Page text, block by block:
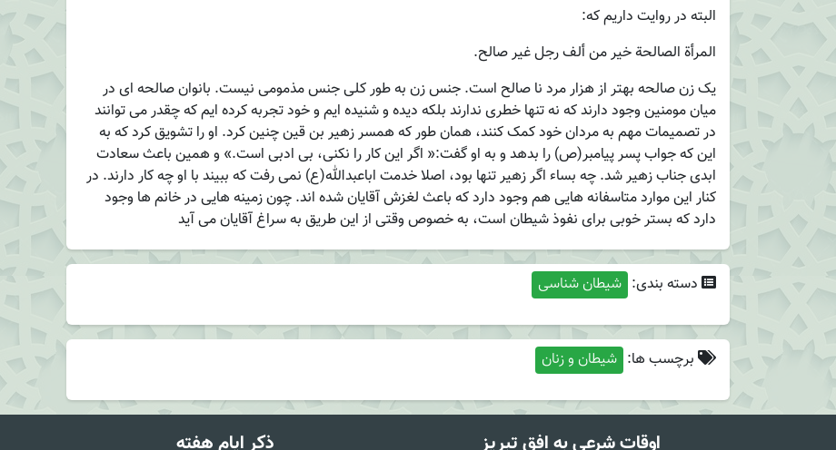
البته در روایت داریم که:
المرأة الصالحة خير من ألف رجل غير صالح.
یک زن صالحه بهتر از هزار مرد نا صالح است. جنس زن به طور کلی جنس مذمومی نیست. بانوان صالحه ای در
میان مومنین وجود دارند که نه تنها خطری ندارند بلکه دیده و شنیده ایم و خود تجربه کرده ایم که چقدر می توانند
در تصمیمات مهم به مردان خود کمک کنند، همان طور که همسر زهیر بن قین چنین کرد. او را تشویق کرد که به
این که جواب پسر پیامبر(ص) را بدهد و به او گفت:« اگر این کار را نکنی، بی ادبی است.» و همین باعث سعادت
ابدی جناب زهیر شد. چه بساء اگر زهیر تنها بود، اصلا خدمت اباعبدالله(ع) نمی رفت که ببیند با او چه کار دارند. در
کنار این موارد متاسفانه هایی هم وجود دارد که باعث لغزش آقایان شده اند. چون زمینه هایی در خانم ها وجود
دارد که بستر خوبی برای نفوذ شیطان است، به خصوص وقتی از این طریق به سراغ آقایان می آید
دسته بندی: شیطان شناسی
برچسب ها: شیطان و زنان
اوقات شرعی به افق تبریز ذکر ایام هفته